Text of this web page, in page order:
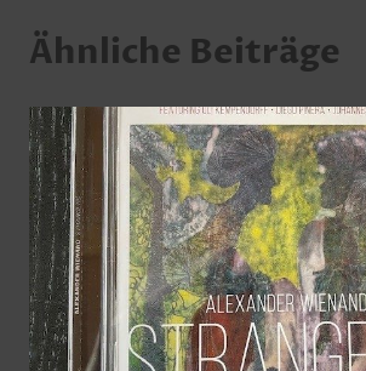
Ähnliche Beiträge